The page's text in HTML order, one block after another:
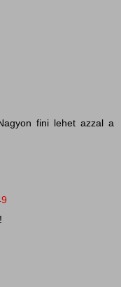
fini lehet azzal a